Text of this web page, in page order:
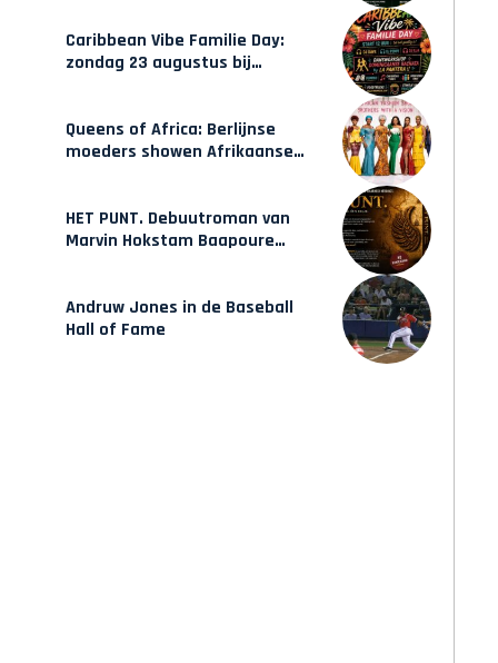
Caribbean Vibe Familie Day:
zondag 23 augustus bij
Queens of Africa: Berlijnse
moeders showen Afrikaanse
HET PUNT. Debuutroman van
Marvin Hokstam Baapoure
Andruw Jones in de Baseball
Hall of Fame